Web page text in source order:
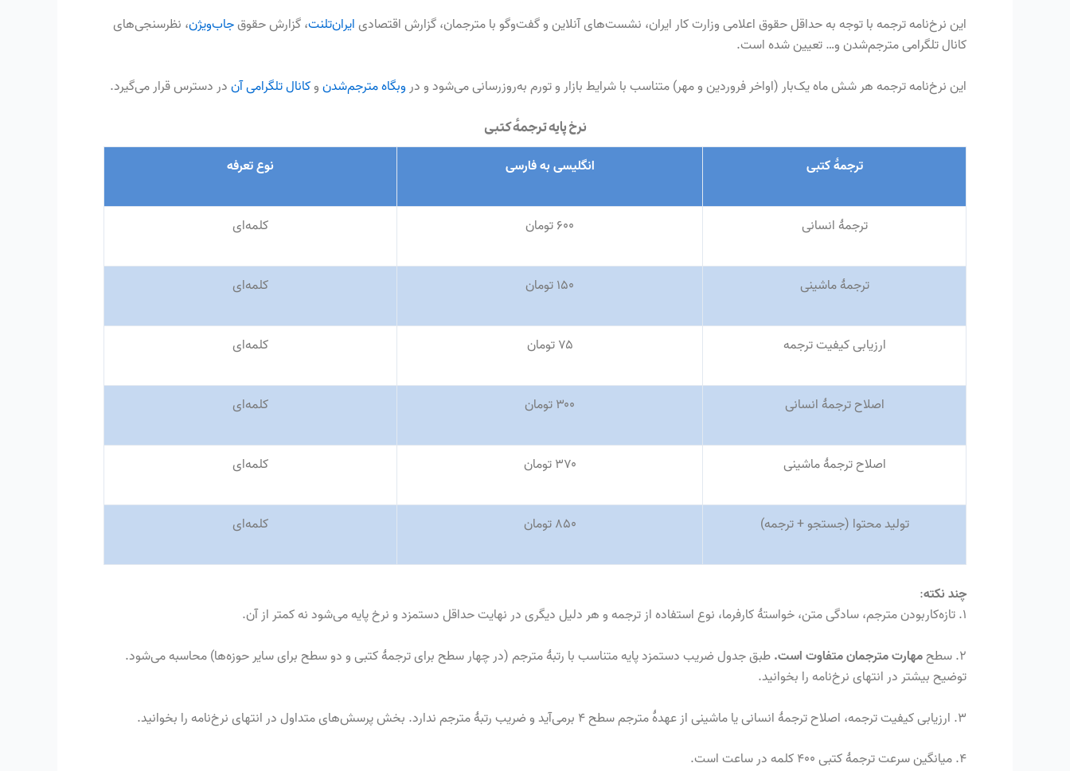
این نرخ‌نامه ترجمه با توجه به حداقل حقوق اعلامی وزارت کار ایران،‌ نشست‌های آنلاین و گفت‌وگو با مترجمان، گزارش اقتصادیایران‌تلنت، گزارش حقوقجاب‌ویژن، نظرسنجی‌های
کانال تلگرامی مترجم‌شدن و… تعیین شده است.
این نرخ‌نامه ترجمه هر شش ماه یک‌بار (اواخر فروردین و مهر) متناسب با شرایط بازار و تورم به‌روزرسانی می‌شود و در وبگاه مترجم‌شدنوکانال تلگرامی آندر دسترس قرار می‌گیرد.
نرخ پایه ترجمهٔ کتبی
ترجمهٔ کتبی انگلیسی به فارسی نوع تعرفه
ترجمهٔ انسانی ۶۰۰ تومان کلمه‌ای
ترجمهٔ ماشینی ۱۵۰ تومان کلمه‌ای
ارزیابی کیفیت ترجمه ۷۵ تومان کلمه‌ای
اصلاح ترجمهٔ انسانی ۳۰۰ تومان کلمه‌ای
اصلاح ترجمهٔ ماشینی ۳۷۰ تومان کلمه‌ای
تولید محتوا (جستجو+ترجمه) ۸۵۰ تومان کلمه‌ای
چند نکته:
۱. تازه‌کاربودن مترجم، سادگی متن، خواستهٔ کارفرما، نوع استفاده از ترجمه و هر دلیل دیگری در نهایت حداقل دستمزد و نرخ پایه می‌شود نه کمتر از آن.
۲. سطح
مهارت مترجمان متفاوت است.طبق جدول ضریب دستمزد پایه متناسب با رتبهٔ مترجم(در چهار سطح برای ترجمهٔ کتبی و دو سطح برای سایر حوزه‌ها)محاسبه می‌شود.
توضیح بیشتر در انتهای نرخ‌نامه را بخوانید.
۳. ارزیابی کیفیت ترجمه، اصلاح ترجمهٔ انسانی یا ماشینی از عهدهٔ مترجم سطح ۴ برمی‌آید و ضریب رتبهٔ مترجم ندارد . بخش پرسش‌های متداول در انتهای نرخ‌نامه را بخوانید.
۴.میانگین سرعت ترجمهٔ کتبی ۴۰۰ کلمه در ساعت است
.